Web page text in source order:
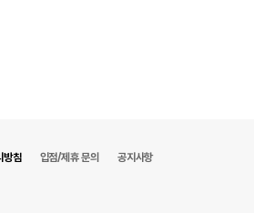
방침 입점/제휴 문의 공지사항